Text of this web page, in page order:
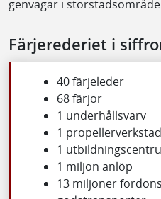
genvägar i
Färjerederiet i
40 färjeleder
68 färjor
1 underhållsvarv
1 propellerverkstad
1
1 miljon anlöp
13 miljoner